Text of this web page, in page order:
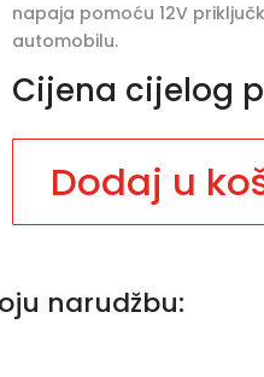
napaja pomoću 12V
automobilu.
Cijena cijelog
Dodaj u
narudžbu: